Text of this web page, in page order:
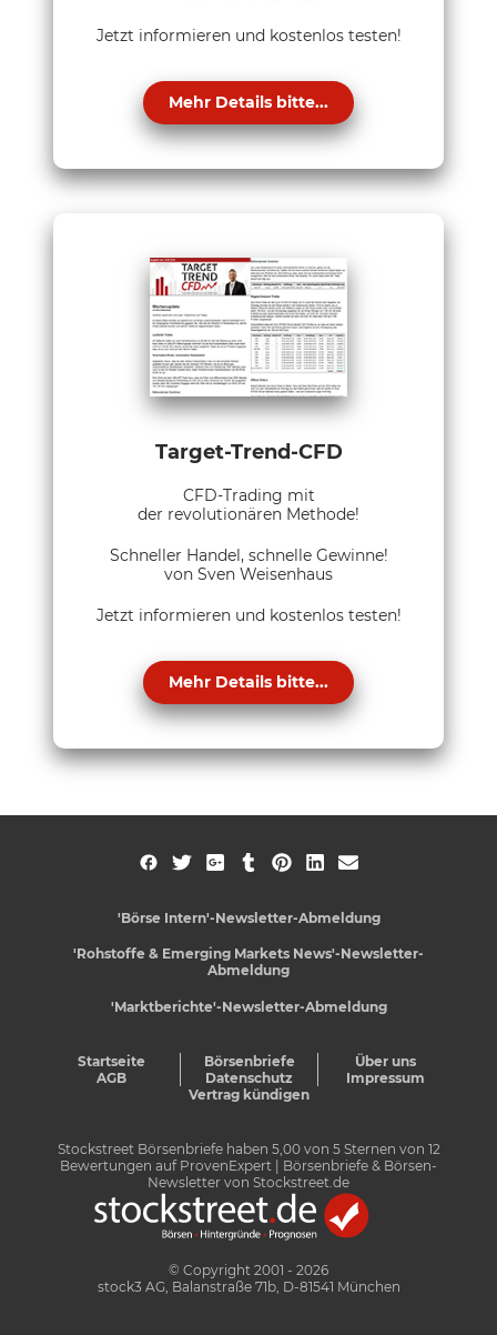
Jetzt informieren und kostenlos testen!
Mehr Details bitte...
Target-Trend-CFD
CFD-Trading mit
der revolutionären Methode!
Schneller Handel, schnelle Gewinne!
von Sven Weisenhaus
Jetzt informieren und kostenlos testen!
Mehr Details bitte...
'Börse Intern'-Newsletter-Abmeldung
'Rohstoffe & Emerging Markets News'-Newsletter-
Abmeldung
'Marktberichte'-Newsletter-Abmeldung
Startseite Börsenbriefe
Über uns
AGB
Datenschutz
Impressum
Vertrag kündigen
Stockstreet Börsenbriefe haben 5,00von 5Sternen von 12
Bewertungen auf ProvenExpert
| Börsenbriefe & Börsen-
Newsletter von Stockstreet.de
© Copyright 2001 - 2026
stock3 AG, Balanstraße 71b, D-81541 München